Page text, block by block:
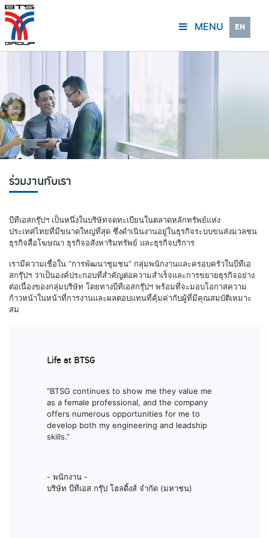
MENU EN
ร่วมงานกับเรา
บีทีเอสกรุ๊ปฯ เป็นหนึ่งในบริษัทจดทะเบียนในตลาดหลักทรัพย์แห่ง
ประเทศไทยที่มีขนาดใหญ่ที่สุด ซึ่งดำเนินงานอยู่ในธุรกิจระบบขนส่งมวลชน
ธุรกิจสื่อโฆษณา ธุรกิจอสังหาริมทรัพย์ และธุรกิจบริการ
เรามีความเชื่อใน “การพัฒนาชุมชน” กลุ่มพนักงานและครอบครัวในบีทีเอ
สกรุ๊ปฯ ว่าเป็นองค์ประกอบที่สำคัญต่อความสำเร็จและการขยายธุรกิจอย่าง
ต่อเนื่องของกลุ่มบริษัท โดยทางบีทีเอสกรุ๊ปฯ พร้อมที่จะมอบโอกาสความ
ก้าวหน้าในหน้าที่การงานและผลตอบแทนที่คุ้มค่ากับผู้ที่มีคุณสมบัติเหมาะ
สม
Life at BTSG
“BTSG continues to show me they value me
as a female professional, and the company
offers numerous opportunities for me to
develop both my engineering and leadship
skills.”
- พนักงาน -
บริษัท บีทีเอส กรุ๊ป โฮลดิ้งส์ จำกัด (มหาชน)